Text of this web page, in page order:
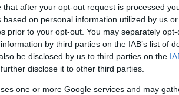
after your opt-out request is processed
on personal information utilized by us
prior to your opt-out. You may separately
by third parties on the IAB’s list of
be disclosed by us to third parties on the
disclose it to other third parties.
one or more Google services and may
άλλων η δημοτική
για άλλη μία
ως προς την
09:00
08:36